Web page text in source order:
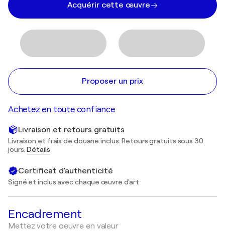
Acquérir cette œuvre
Proposer un prix
Achetez en toute confiance
Livraison et retours gratuits
Livraison et frais de douane inclus. Retours gratuits sous 30
jours.Détails
Certificat d'authenticité
Signé et inclus avec chaque œuvre d'art
Encadrement
Mettez votre oeuvre en valeur